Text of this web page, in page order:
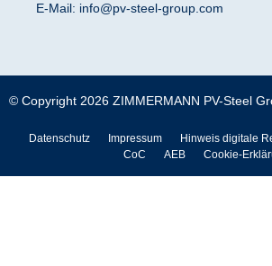
E-Mail: info@pv-steel-group.com
© Copyright 2026 ZIMMERMANN PV-Steel
Datenschutz Impressum Hinweis digitale
CoC
AEB Cookie-